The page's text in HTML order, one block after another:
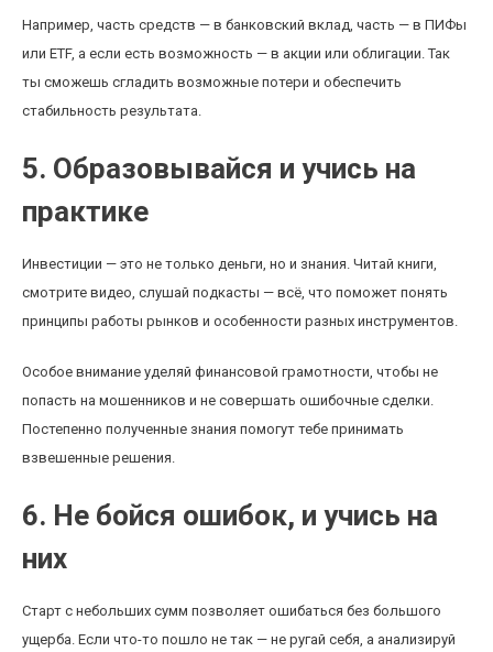
Например, часть средств — в банковский вклад, часть — в ПИФы
или ETF, а если есть возможность — в акции или облигации. Так
ты сможешь сгладить возможные потери и обеспечить
стабильность результата.
5. Образовывайся и учись на
практике
Инвестиции — это не только деньги, но и знания. Читай книги,
смотрите видео, слушай подкасты — всё, что поможет понять
принципы работы рынков и особенности разных инструментов.
Особое внимание уделяй финансовой грамотности, чтобы не
попасть на мошенников и не совершать ошибочные сделки.
Постепенно полученные знания помогут тебе принимать
взвешенные решения.
6. Не бойся ошибок, и учись на
них
Старт с небольших сумм позволяет ошибаться без большого
ущерба. Если что-то пошло не так — не ругай себя, а анализируй